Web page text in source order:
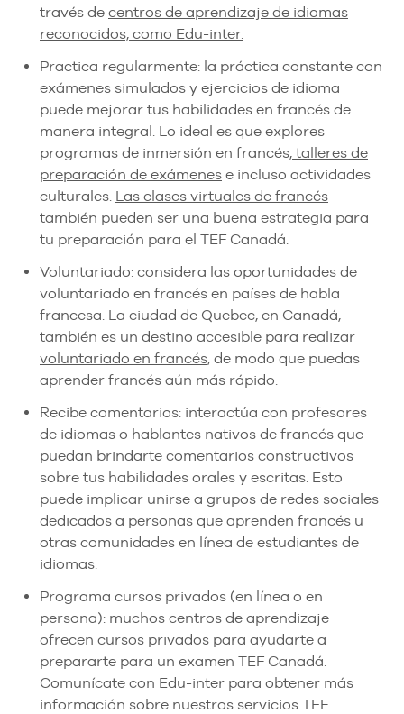
través de centros de aprendizaje de idiomas
reconocidos, como Edu-inter.
Practica regularmente: la práctica constante con
exámenes simulados y ejercicios de idioma
puede mejorar tus habilidades en francés de
manera integral. Lo ideal es que explores
programas de inmersión en francés, talleres de
preparación de exámenes e incluso actividades
culturales. Las clases virtuales de francés
también pueden ser una buena estrategia para
tu preparación para el TEF Canadá.
Voluntariado: considera las oportunidades de
voluntariado en francés en países de habla
francesa. La ciudad de Quebec, en Canadá,
también es un destino accesible para realizar
voluntariado en francés, de modo que puedas
aprender francés aún más rápido.
Recibe comentarios: interactúa con profesores
de idiomas o hablantes nativos de francés que
puedan brindarte comentarios constructivos
sobre tus habilidades orales y escritas. Esto
puede implicar unirse a grupos de redes sociales
dedicados a personas que aprenden francés u
otras comunidades en línea de estudiantes de
idiomas.
Programa cursos privados (en línea o en
persona): muchos centros de aprendizaje
ofrecen cursos privados para ayudarte a
prepararte para un examen TEF Canadá.
Comunícate con Edu-inter para obtener más
información sobre nuestros servicios TEF